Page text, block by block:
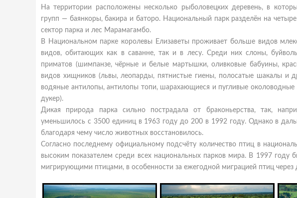
На территории расположены несколько рыболовецких деревень, в
групп — баянкоры, бакира и баторо. Национальный парк разделён на
сектор парка и лес Марамагамбо.
В Национальном парке королевы Елизаветы проживает больше видов
видов, обитающих как в саванне, так и в лесу. Среди них слоны,
приматов (шимпанзе, чёрные и белые мартышки, оливковые бабуины,
видов хищников (львы, леопарды, пятнистые гиены, полосатые шакалы и
водяные антилопы, антилопы топи, шарахающиеся и пугливые
дукер).
Дикая природа парка сильно пострадала от браконьерства, так,
уменьшилось с 3500 единиц в 1963 году до 200 в 1992 году. Однако в
благодаря чему число животных восстановилось.
Согласно последнему официальному подсчёту количество птиц в
высоким показателем среди всех национальных парков мира. В 1997
мигрирующими птицами, в особенности за ежегодной миграцией птиц через